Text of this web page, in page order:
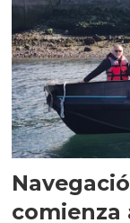
comienza